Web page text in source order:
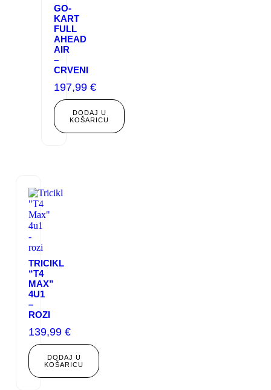
GO-
KART
FULL
AHEAD
AIR
–
CRVENI
197,99 €
DODAJ U
KOŠARICU
TRICIKL
“T4
MAX”
4U1
–
ROZI
139,99 €
DODAJ U
KOŠARICU